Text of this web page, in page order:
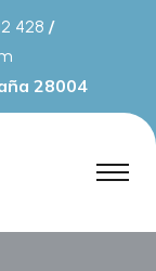
428 /
28004